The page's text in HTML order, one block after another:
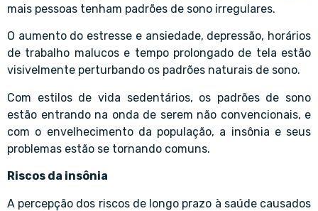
mais pessoas tenham padrões de sono irregulares.
O aumento do estresse e ansiedade, depressão, horários
de trabalho malucos e tempo prolongado de tela estão
visivelmente perturbando os padrões naturais de sono.
Com estilos de vida sedentários, os padrões de sono
estão entrando na onda de serem não convencionais, e
com o envelhecimento da população, a insônia e seus
problemas estão se tornando comuns.
Riscos da insônia
A percepção dos riscos de longo prazo à saúde causados